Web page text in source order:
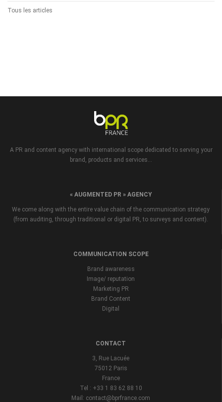
Tous les articles
A PR and content agency with international scope dedicated to serving your
brand, products and services...
« AUGMENTED PR » AGENCY
We come along with the entire value chain of the communication strategy
(from auditing, through traditional or digital PR, to surveys and content).
COMMUNICATION SCOPE
Brand awareness
Image/ reputation
Marketing PR
Brand Content
Digital
CONTACT
3, Rue Lacuée
75012 Paris
France
Tel : +33 1 83 62 88 10
Mail: contact@bprfrance.com